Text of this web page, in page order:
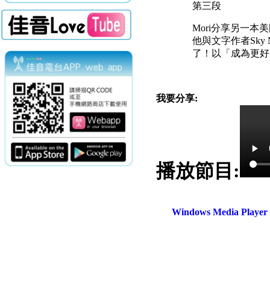
第三段
Mori分享另一本
他與文字作者Sky
了！以「成為更
我要分享:
播放節目:
Windows Media